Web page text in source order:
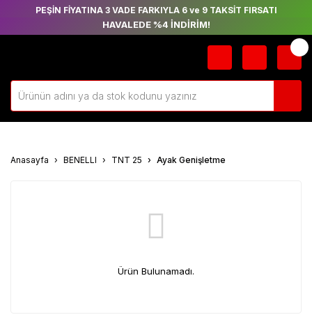
PEŞİN FİYATINA 3 VADE FARKIYLA 6 ve 9 TAKSİT FIRSATI
HAVALEDE %4 İNDİRİM!
Anasayfa BENELLI TNT 25 Ayak Genişletme
Ürün Bulunamadı.